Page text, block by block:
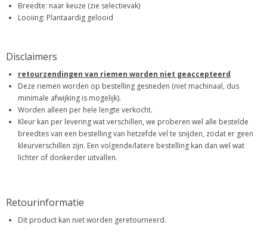
Breedte: naar keuze (zie selectievak)
Looiing: Plantaardig gelooid
Disclaimers
retourzendingen van riemen worden niet geaccepteerd
Deze riemen worden op bestelling gesneden (niet machinaal, dus
minimale afwijking is mogelijk).
Worden alleen per hele lengte verkocht.
Kleur kan per levering wat verschillen, we proberen wel alle bestelde
breedtes van een bestelling van hetzefde vel te snijden, zodat er geen
kleurverschillen zijn. Een volgende/latere bestelling kan dan wel wat
lichter of donkerder uitvallen.
Retourinformatie
Dit product kan niet worden geretourneerd.